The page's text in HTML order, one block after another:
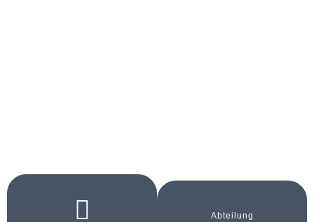
Abteilung